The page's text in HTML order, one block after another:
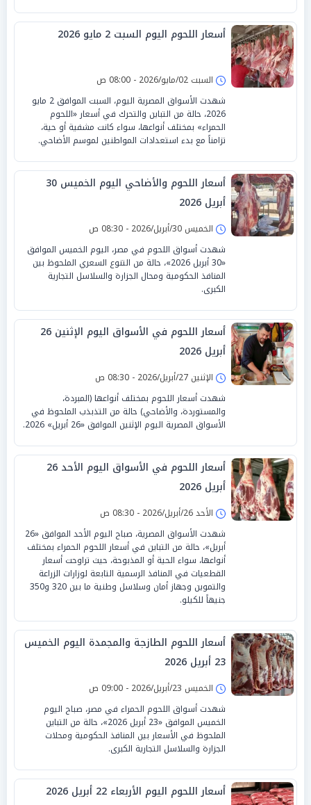
أسعار اللحوم اليوم السبت 2 مايو 2026
السبت 02/مايو/2026 - 08:00 ص
شهدت الأسواق المصرية اليوم، السبت الموافق 2 مايو
2026، حالة من التباين والتحرك في أسعار «اللحوم
الحمراء» بمختلف أنواعها، سواء كانت مشفية أو حية،
تزامناً مع بدء استعدادات المواطنين لموسم الأضاحي.
أسعار اللحوم والأضاحي اليوم الخميس 30
أبريل 2026
الخميس 30/أبريل/2026 - 08:30 ص
شهدت أسواق اللحوم في مصر، اليوم الخميس الموافق
«30 أبريل 2026»، حالة من التنوع السعري الملحوظ بين
المنافذ الحكومية ومحال الجزارة والسلاسل التجارية
الكبرى.
أسعار اللحوم في الأسواق اليوم الإثنين 26
أبريل 2026
الإثنين 27/أبريل/2026 - 08:30 ص
شهدت أسعار اللحوم بمختلف أنواعها (المبردة،
والمستوردة، والأضاحي) حالة من التذبذب الملحوظ في
الأسواق المصرية اليوم الإثنين الموافق «26 أبريل» 2026.
أسعار اللحوم في الأسواق اليوم الأحد 26
أبريل 2026
الأحد 26/أبريل/2026 - 08:30 ص
شهدت الأسواق المصرية، صباح اليوم الأحد الموافق «26
أبريل»، حالة من التباين في أسعار اللحوم الحمراء بمختلف
أنواعها، سواء الحية أو المذبوحة، حيث تراوحت أسعار
القطعيات في المنافذ الرسمية التابعة لوزارات الزراعة
والتموين وجهاز أمان وسلاسل وطنية ما بين 320 و350
جنيهاً للكيلو.
أسعار اللحوم الطازجة والمجمدة اليوم الخميس
23 أبريل 2026
الخميس 23/أبريل/2026 - 09:00 ص
شهدت أسواق اللحوم الحمراء في مصر، صباح اليوم
الخميس الموافق «23 أبريل 2026»، حالة من التباين
الملحوظ في الأسعار بين المنافذ الحكومية ومحلات
الجزارة والسلاسل التجارية الكبرى.
أسعار اللحوم اليوم الأربعاء 22 أبريل 2026